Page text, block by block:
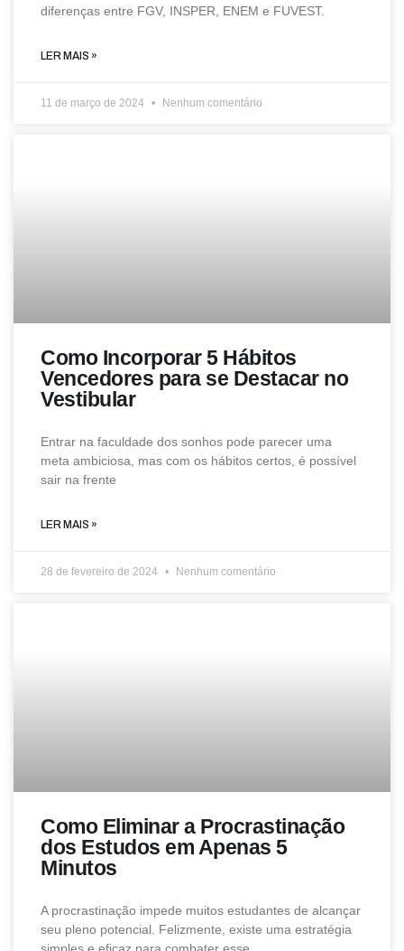
diferenças entre FGV, INSPER, ENEM e FUVEST.
LER MAIS »
11 de março de 2024 Nenhum comentário
Como Incorporar 5 Hábitos
Vencedores para se Destacar no
Vestibular
Entrar na faculdade dos sonhos pode parecer uma
meta ambiciosa, mas com os hábitos certos, é possível
sair na frente
LER MAIS »
28 de fevereiro de 2024 Nenhum comentário
Como Eliminar a Procrastinação
dos Estudos em Apenas 5
Minutos
A procrastinação impede muitos estudantes de alcançar
seu pleno potencial. Felizmente, existe uma estratégia